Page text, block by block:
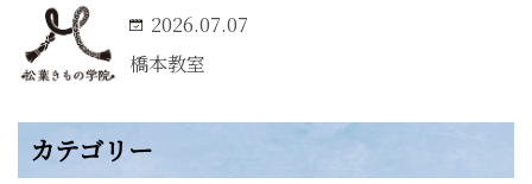
橋本教室
2026.07.07
カテゴリー